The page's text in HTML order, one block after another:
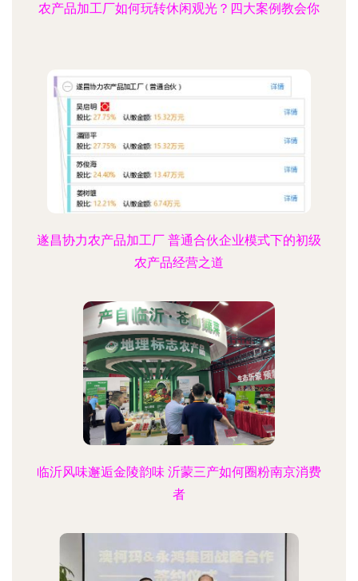
农产品加工厂如何玩转休闲观光？四大案例教会你
遂昌协力农产品加工厂 普通合伙企业模式下的初级
农产品经营之道
临沂风味邂逅金陵韵味 沂蒙三产如何圈粉南京消费
者